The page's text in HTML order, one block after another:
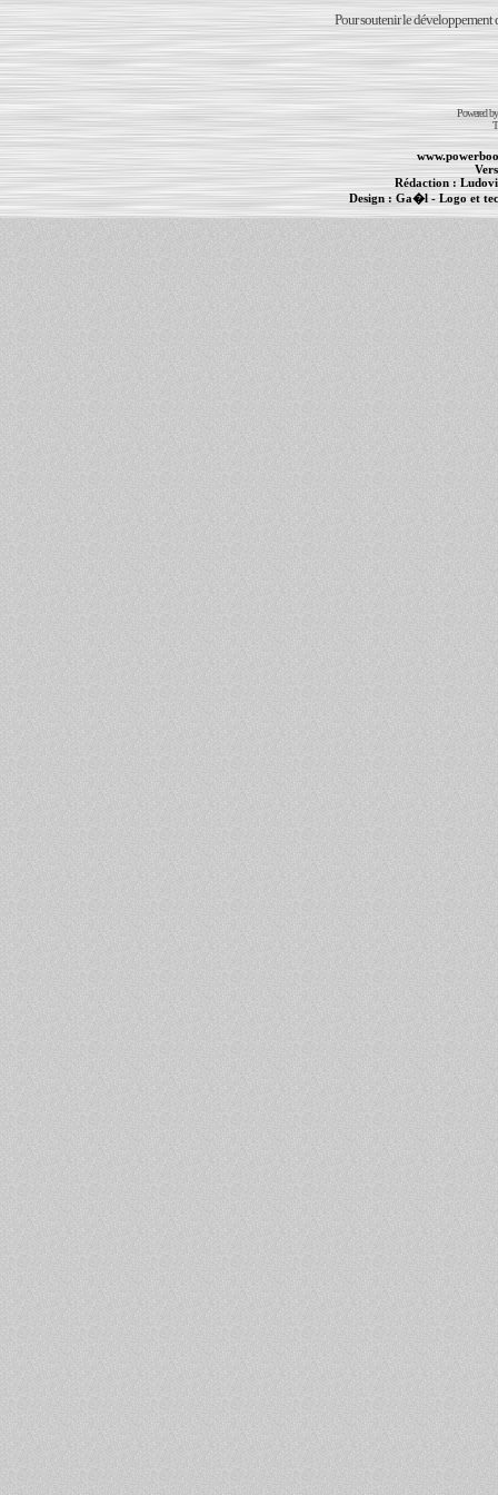
Pour soutenir le développement
Powered
Rédaction :
Design :Ga�l- Logo et
PowerBook